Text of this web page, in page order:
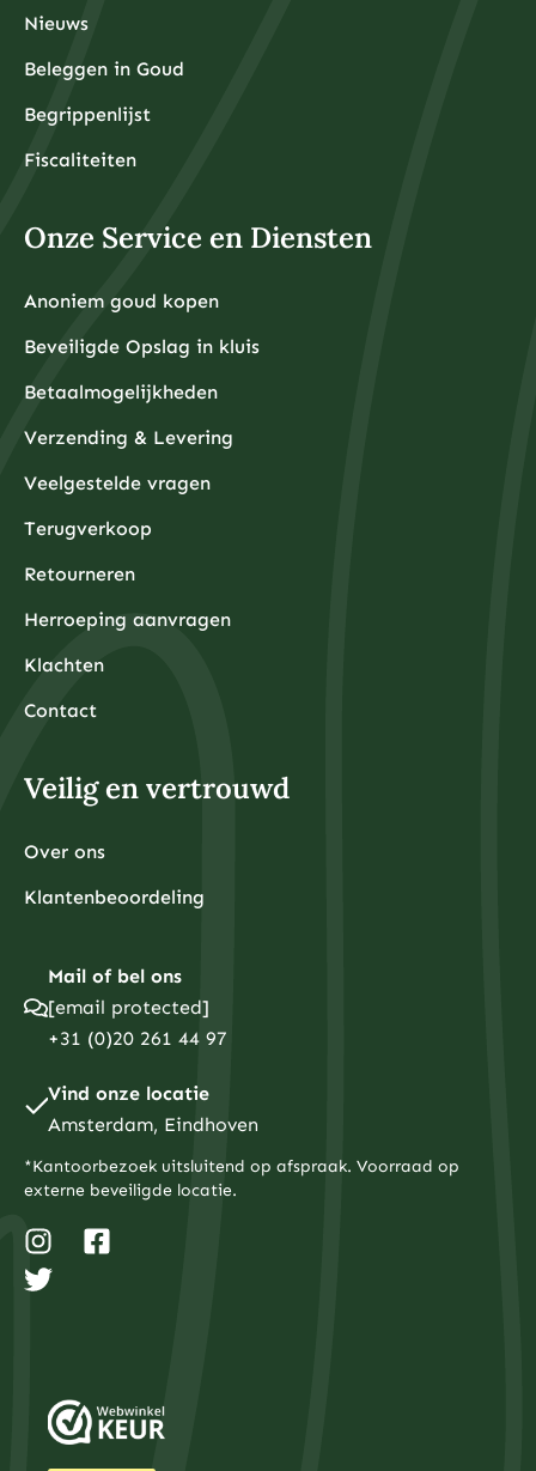
Nieuws
Beleggen in Goud
Begrippenlijst
Fiscaliteiten
Onze Service en Diensten
Anoniem goud kopen
Beveiligde Opslag in kluis
Betaalmogelijkheden
Verzending & Levering
Veelgestelde vragen
Terugverkoop
Retourneren
Herroeping aanvragen
Klachten
Contact
Veilig en vertrouwd
Over ons
Klantenbeoordeling
Mail of bel ons
[email protected]
+31 (0)20 261 44 97
Vind onze locatie
Amsterdam, Eindhoven
*Kantoorbezoek uitsluitend op afspraak. Voorraad op
externe beveiligde locatie.
n
s
t
a
m
a
k
-
w
i
t